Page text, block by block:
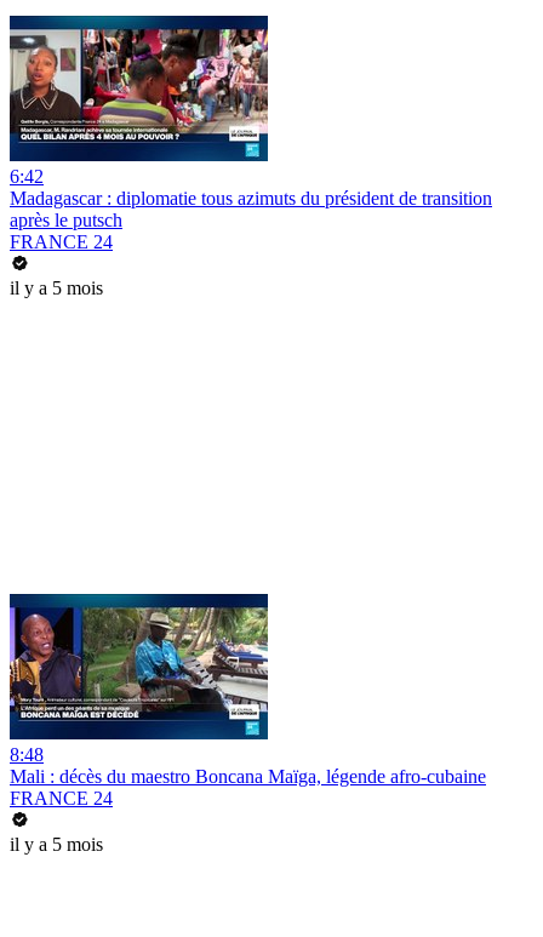
6:42
Madagascar : diplomatie tous azimuts du président de transition
après le putsch
FRANCE 24
il y a 5 mois
8:48
Mali : décès du maestro Boncana Maïga, légende afro-cubaine
FRANCE 24
il y a 5 mois